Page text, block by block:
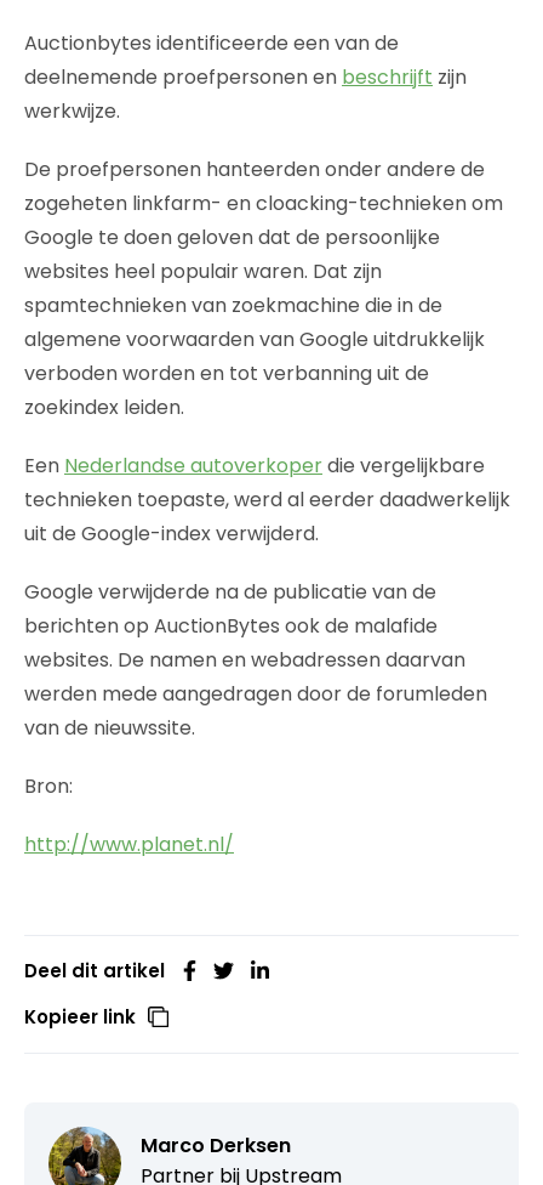
Auctionbytes identificeerde een van de
deelnemende proefpersonen en beschrijft zijn
werkwijze.
De proefpersonen hanteerden onder andere de
zogeheten linkfarm- en cloacking-technieken om
Google te doen geloven dat de persoonlijke
websites heel populair waren. Dat zijn
spamtechnieken van zoekmachine die in de
algemene voorwaarden van Google uitdrukkelijk
verboden worden en tot verbanning uit de
zoekindex leiden.
Een Nederlandse autoverkoperdie vergelijkbare
technieken toepaste, werd al eerder daadwerkelijk
uit de Google-index verwijderd.
Google verwijderde na de publicatie van de
berichten op AuctionBytes ook de malafide
websites. De namen en webadressen daarvan
werden mede aangedragen door de forumleden
van de nieuwssite.
Bron:
http://www.planet.nl/
Deel dit artikel
Kopieer link
Marco Derksen
Partner bij Upstream